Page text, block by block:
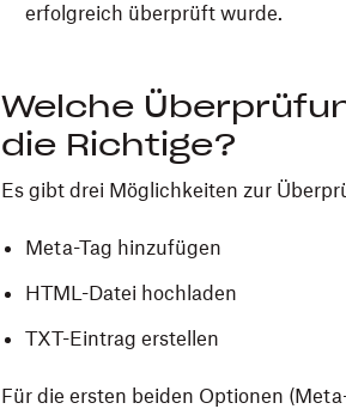
erfolgreich überprüft wurde.
Welche
die Richtige?
Es gibt drei Möglichkeiten zur
Meta-Tag hinzufügen
HTML-Datei hochladen
TXT-Eintrag erstellen
Für die ersten beiden Optionen